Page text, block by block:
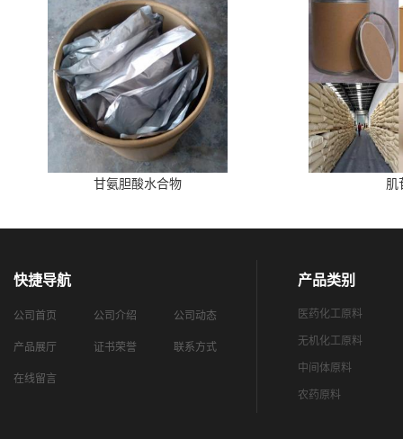
甘氨胆酸水合物 肌
快捷导航
公司首页 公司介绍 公司动态
产品展厅 证书荣誉 联系方式
在线留言
产品类别
医药化工原料
无机化工原料
中间体原料
农药原料